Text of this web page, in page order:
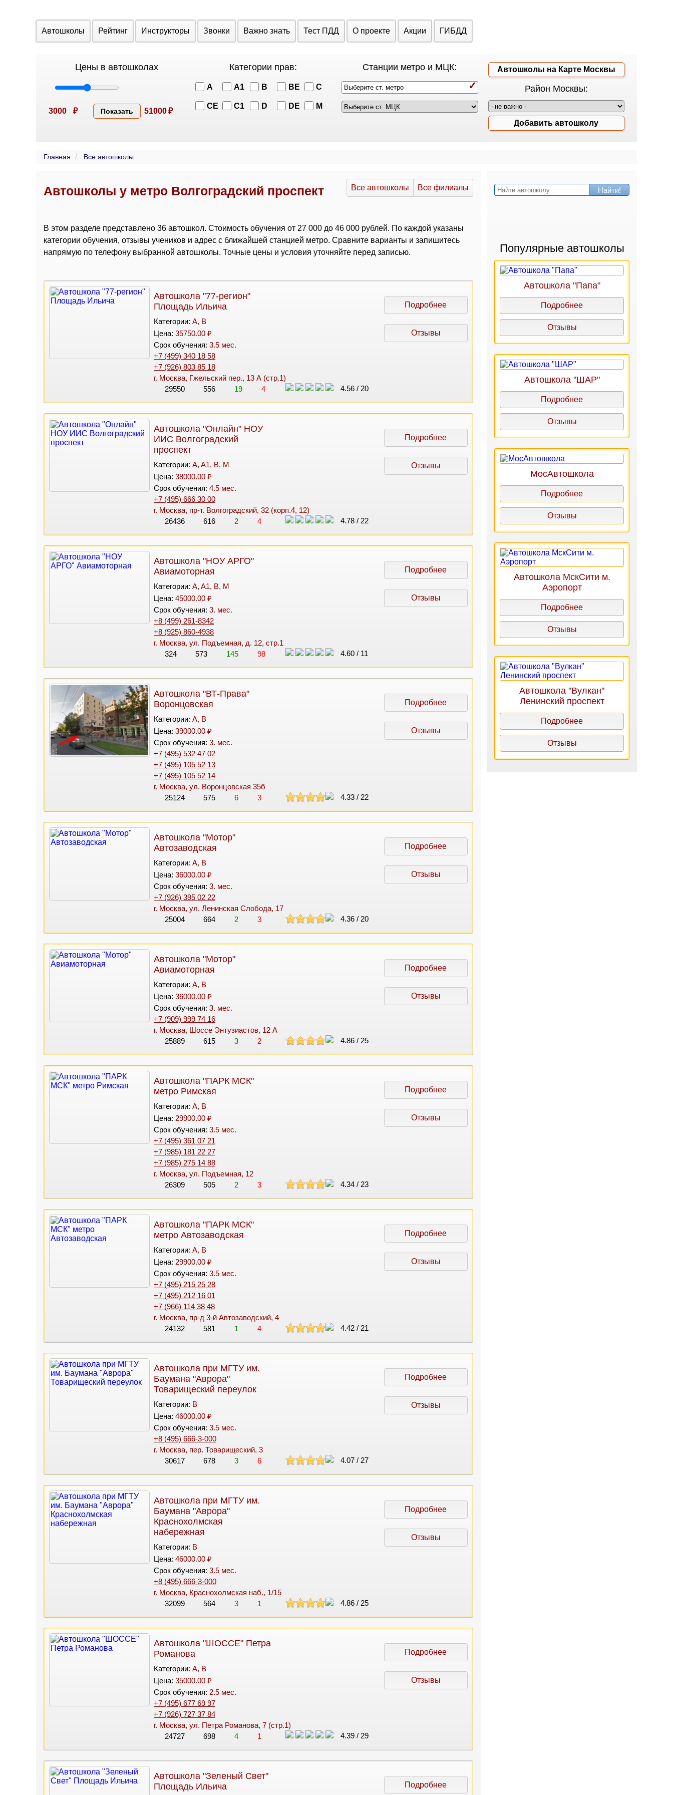
Автошколы Рейтинг Инструкторы Звонки Важно знать Тест ПДД О проекте Акции ГИБДД
Цены в автошколах
3000 ₽ Показать 51000 ₽
Категории прав:
A A1 B BE C
CE C1 D DE M
Станции метро и МЦК:
Выберите ст. метро
Автошколы на Карте Москвы
Район Москвы:
Добавить автошколу
Главная Все автошколы
Автошколы у метро Волгоградский проспект Все автошколы Все филиалы
В этом разделе представлено 36 автошкол. Стоимость обучения от 27 000 до 46 000 рублей. По каждой указаны
категории обучения, отзывы учеников и адрес с ближайшей станцией метро. Сравните варианты и запишитесь
напрямую по телефону выбранной автошколы. Точные цены и условия уточняйте перед записью.
Автошкола "77-регион"
Площадь Ильича
Категории: A, B
Цена: 35750.00 ₽
Срок обучения: 3.5 мес.
+7 (499) 340 18 58
+7 (926) 803 85 18
г. Москва, Гжельский пер., 13 А (стр.1)
29550
556 19 4 4.56/ 20
Подробнее
Отзывы
Автошкола "Онлайн" НОУ
ИИС Волгоградский
проспект
Категории: A, A1, B, M
Цена: 38000.00 ₽
Срок обучения: 4.5 мес.
+7 (495) 666 30 00
г. Москва, пр-т. Волгоградский, 32 (корп.4, 12)
26436
616 2 4 4.78/ 22
Подробнее
Отзывы
Автошкола "НОУ АРГО"
Авиамоторная
Категории: A, A1, B, M
Цена: 45000.00 ₽
Срок обучения: 3. мес.
+8 (499) 261-8342
+8 (925) 860-4938
г. Москва, ул. Подъемная, д. 12, стр.1
324
573 145 98 4.60/ 11
Подробнее
Отзывы
Автошкола "ВТ-Права"
Воронцовская
Категории: A, B
Цена: 39000.00 ₽
Срок обучения: 3. мес.
+7 (495) 532 47 02
+7 (495) 105 52 13
+7 (495) 105 52 14
г. Москва, ул. Воронцовская 35б
25124
575 6 3 4.33/ 22
Подробнее
Отзывы
Автошкола "Мотор"
Автозаводская
Категории: A, B
Цена: 36000.00 ₽
Срок обучения: 3. мес.
+7 (926) 395 02 22
г. Москва, ул. Ленинская Слобода, 17
25004
664 2 3 4.36/ 20
Подробнее
Отзывы
Автошкола "Мотор"
Авиамоторная
Категории: A, B
Цена: 36000.00 ₽
Срок обучения: 3. мес.
+7 (909) 999 74 16
г. Москва, Шоссе Энтузиастов, 12 А
25889
615 3 2 4.86/ 25
Подробнее
Отзывы
Автошкола "ПАРК МСК"
метро Римская
Категории: A, B
Цена: 29900.00 ₽
Срок обучения: 3.5 мес.
+7 (495) 361 07 21
+7 (985) 181 22 27
+7 (985) 275 14 88
г. Москва, ул. Подъемная, 12
26309
505 2 3 4.34/ 23
Подробнее
Отзывы
Автошкола "ПАРК МСК"
метро Автозаводская
Категории: A, B
Цена: 29900.00 ₽
Срок обучения: 3.5 мес.
+7 (495) 215 25 28
+7 (495) 212 16 01
+7 (966) 114 38 48
г. Москва, пр-д 3-й Автозаводский, 4
24132
581 1 4 4.42/ 21
Подробнее
Отзывы
Автошкола при МГТУ им.
Баумана "Аврора"
Товарищеский переулок
Категории: B
Цена: 46000.00 ₽
Срок обучения: 3.5 мес.
+8 (495) 666-3-000
г. Москва, пер. Товарищеский, 3
30617
678 3 6 4.07/ 27
Подробнее
Отзывы
Автошкола при МГТУ им.
Баумана "Аврора"
Краснохолмская
набережная
Категории: B
Цена: 46000.00 ₽
Срок обучения: 3.5 мес.
+8 (495) 666-3-000
г. Москва, Краснохолмская наб., 1/15
32099
564 3 1 4.86/ 25
Подробнее
Отзывы
Автошкола "ШОССЕ" Петра
Романова
Категории: A, B
Цена: 35000.00 ₽
Срок обучения: 2.5 мес.
+7 (495) 677 69 97
+7 (926) 727 37 84
г. Москва, ул. Петра Романова, 7 (стр.1)
24727
698 4 1 4.39/ 29
Подробнее
Отзывы
Автошкола "Зеленый Свет"
Площадь Ильича
Подробнее
Найти!
Популярные автошколы
Автошкола "Папа"
Подробнее
Отзывы
Автошкола "ШАР"
Подробнее
Отзывы
МосАвтошкола
Подробнее
Отзывы
Автошкола МскСити м.
Аэропорт
Подробнее
Отзывы
Автошкола "Вулкан"
Ленинский проспект
Подробнее
Отзывы